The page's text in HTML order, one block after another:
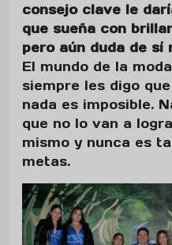
consejo clave le
que sueña con
pero aún duda de sí
El mundo de la
siempre les digo
nada es imposible.
que no lo van a
mismo y nunca es
metas.